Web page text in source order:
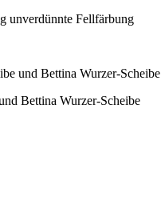
unverdünnte Fellfärbung
und Bettina Wurzer-Scheibe
Bettina Wurzer-Scheibe